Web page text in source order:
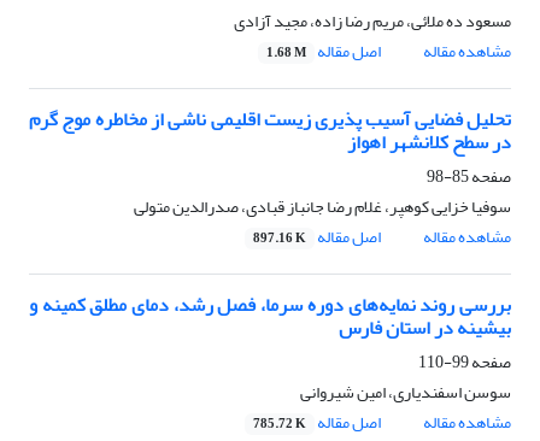
مسعود ده ملائی، مریم رضا زاده، مجید آزادی
مشاهده مقاله
اصل مقاله 1.68 M
تحلیل فضایی آسیب پذیری زیست اقلیمی ناشی از مخاطره موج گرم
در سطح کلانشهر اهواز
صفحه85-98
سوفیا خزایی کوهپر، غلام رضا جانباز قبادی، صدرالدین متولی
مشاهده مقاله
اصل مقاله 897.16 K
بررسی روند نمایه‌های دوره سرما، فصل رشد، دمای مطلق کمینه و
بیشینه در استان فارس
صفحه99-110
سوسن اسفندیاری، امین شیروانی
مشاهده مقاله
اصل مقاله 785.72 K